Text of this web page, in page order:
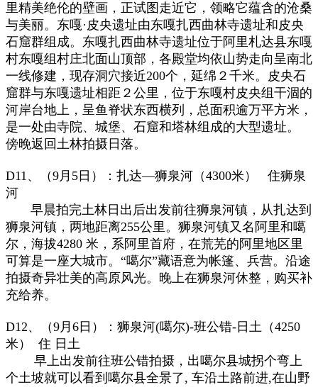
里精美绝伦的壁画，正试图走近它，领略它蕴含的沧桑
与美丽。东嘎·皮央遗址由东嘎扎西曲林寺遗址和皮央
石窟群组成。东嘎扎西曲林寺遗址位于阿里札达县东嘎
村东嘎组村庄北面山顶部，各殿堂均依山势走向呈南北
一线修建，现存洞穴接近200个，延绵２千米。皮央石
窟群与东嘎遗址相距２公里，位于东嘎村皮央组干涸的
河岸台地上，呈鱼脊状东西横列，总面积逾万平方米，
是一处由寺院、城堡、石窟和塔林组成的大型遗址。
傍晚返回土林拍摄日落。
D11、（9月5日）：扎达—狮泉河（4300米） 住狮泉
河
早晨拍完土林日出后出发前往狮泉河镇，从扎达到
狮泉河镇，两地距离255公里。狮泉河镇又名阿里和噶
尔，海拔4280 米，系阿里首府，在荒芜的阿里地区里
可算是一座大城市。“噶尔”藏语意为帐篷、兵营。沿途
拍摄奇异壮美的高原风光。晚上在狮泉河休整，购买补
充给养。
D12、（9月6日）：狮泉河(噶尔)-班公错-日土（4250
米） 住 日土
早上出发前往班公错拍摄，出噶尔县城拐个弯上
个土坡就可以看到噶尔县全景了, 车沿土路前进,在山野